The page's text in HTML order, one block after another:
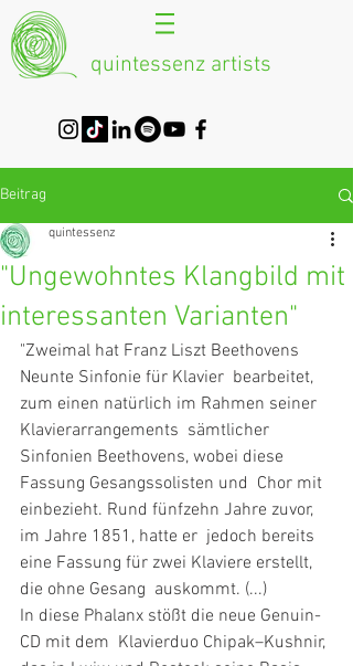
quintessenz artists
Beitrag
"Ungewohntes Klangbild mit
interessanten Varianten"
quintessenz
"Zweimal hat Franz Liszt Beethovens
Neunte Sinfonie für Klavier  bearbeitet,
zum einen natürlich im Rahmen seiner
Klavierarrangements  sämtlicher
Sinfonien Beethovens, wobei diese
Fassung Gesangssolisten und  Chor mit
einbezieht. Rund fünfzehn Jahre zuvor,
im Jahre 1851, hatte er  jedoch bereits
eine Fassung für zwei Klaviere erstellt,
die ohne Gesang  auskommt. (...)
In diese Phalanx stößt die neue Genuin-
CD mit dem  Klavierduo Chipak–Kushnir,